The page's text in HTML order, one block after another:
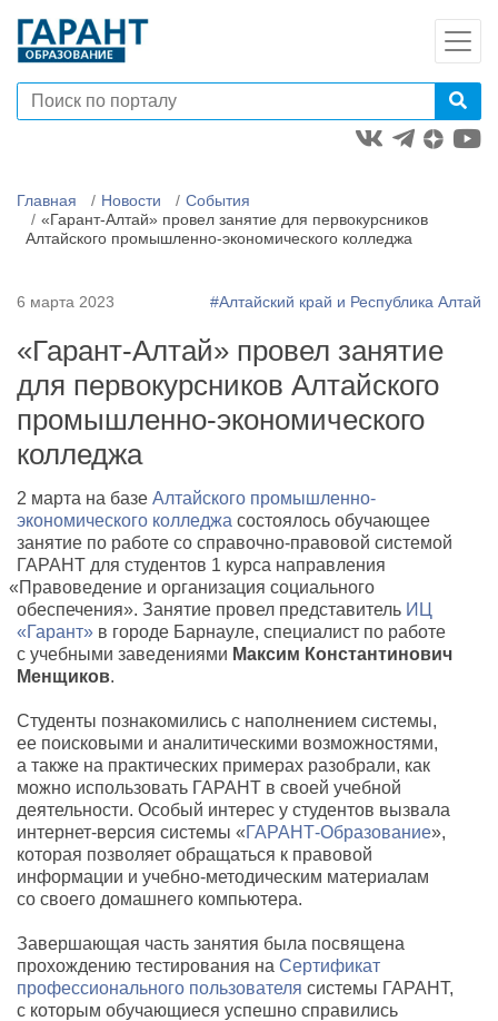
Главная Новости
События
«Гарант-Алтай» провел занятие для первокурсников
Алтайского промышленно-экономического колледжа
6 марта 2023 #Алтайский край и Республика Алтай
«Гарант-Алтай» провел занятие
для первокурсников Алтайского
промышленно-экономического
колледжа
2 марта на базе Алтайского промышленно-
экономического колледжа состоялось обучающее
занятие по работе со справочно-правовой системой
ГАРАНТ для студентов 1 курса направления
«Правоведение и организация социального
обеспечения». Занятие провел представитель ИЦ
«Гарант» в городе Барнауле, специалист по работе
с учебными заведениями Максим Константинович
Менщиков.
Студенты познакомились с наполнением системы,
ее поисковыми и аналитическими возможностями,
а также на практических примерах разобрали, как
можно использовать ГАРАНТ в своей учебной
деятельности. Особый интерес у студентов вызвала
интернет-версия системы «ГАРАНТ-Образование»,
которая позволяет обращаться к правовой
информации и учебно-методическим материалам
со своего домашнего компьютера.
Завершающая часть занятия была посвящена
прохождению тестирования на Сертификат
профессионального пользователя системы ГАРАНТ,
с которым обучающиеся успешно справились